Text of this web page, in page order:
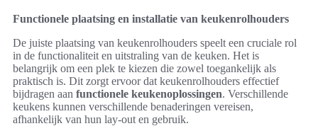
Functionele plaatsing en installatie van keukenrolhouders
De juiste plaatsing van keukenrolhouders speelt een cruciale rol
in de functionaliteit en uitstraling van de keuken. Het is
belangrijk om een plek te kiezen die zowel toegankelijk als
praktisch is. Dit zorgt ervoor dat keukenrolhouders effectief
bijdragen aan functionele keukenoplossingen. Verschillende
keukens kunnen verschillende benaderingen vereisen,
afhankelijk van hun lay-out en gebruik.